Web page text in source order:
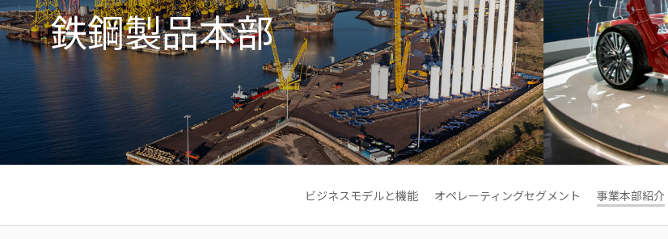
モロッコで、世界で、タンパク質
バリューチェーンを
八代 侑輝
会社案内 会社紹介映
従業員向け株式報酬制度の継続
2026.8.4 適時開示
令和8年熊
について
2026.8.4
サステナビリティレポート 統合報告書
決算短信・決算情報 統合報告書
2027年3月期第1四半期決算説明
会を開催しました
従業員向け
中南米
メキシコ三井物産有限会社 チリ三井物
欧州
欧州三井物産株式会社 ドイツ三井
鉄鋼製品本部
ビジネスモデルと機能 オペレーティングセグメント 事業本部紹介